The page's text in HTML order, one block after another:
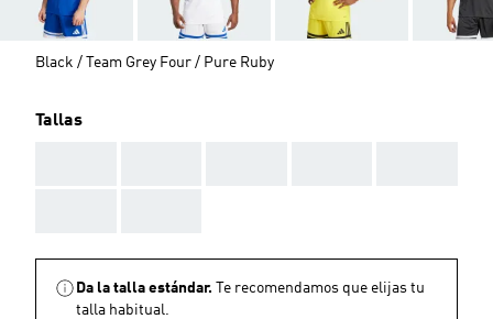
Black / Team Grey Four / Pure Ruby
Tallas
Da la talla estándar.
Te recomendamos que elijas tu
talla habitual.